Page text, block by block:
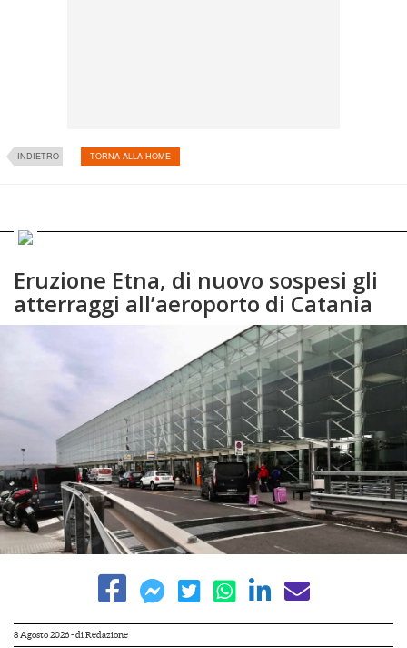
INDIETRO TORNA ALLA HOME
Eruzione Etna, di nuovo sospesi gli
atterraggi all’aeroporto di Catania
8 Agosto 2026- di Redazione